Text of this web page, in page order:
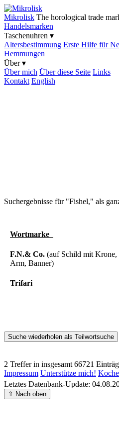
Mikrolisk The horological trade
Handelsmarken
Taschenuhren ▾
Altersbestimmung Erste Hilfe für
Hemmungen
Über ▾
Über mich Über diese Seite Links
Kontakt English
Suchergebnisse für "Fishel," als
Wortmarke
F.N.& Co. (auf Schild mit Krone,
Arm, Banner)
Trifari
2 Treffer in insgesamt 66721
Impressum Unterstütze mich!
Letztes Datenbank-Update:
⇧ Nach oben